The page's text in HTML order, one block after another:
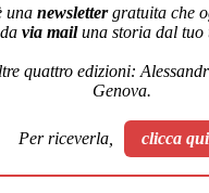
una newslettergratuita che
via mailuna storia dal tuo
quattro edizioni:
Genova.
Per riceverla, clicca qui